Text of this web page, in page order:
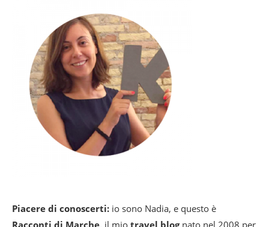
Piacere di conoscerti: io sono Nadia, e questo è
Racconti di Marche, il mio travel blognato nel 2008 per